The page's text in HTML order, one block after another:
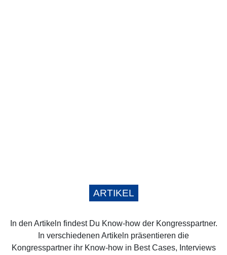
ARTIKEL
In den Artikeln findest Du Know-how der Kongresspartner.
In verschiedenen Artikeln präsentieren die
Kongresspartner ihr Know-how in Best Cases, Interviews